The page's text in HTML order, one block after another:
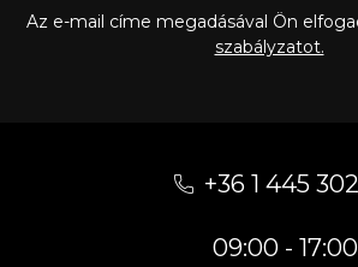
Az e-mail címe megadásával Ön
szabályzatot.
+36 1 445
09:00 - 17:00